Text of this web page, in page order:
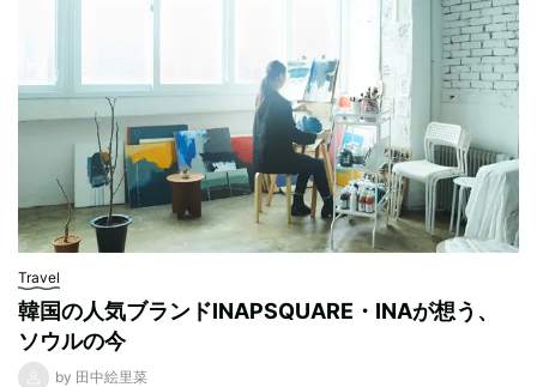
Travel
韓国の人気ブランドINAPSQUARE・INAが想う、
ソウルの今
by 田中絵里菜